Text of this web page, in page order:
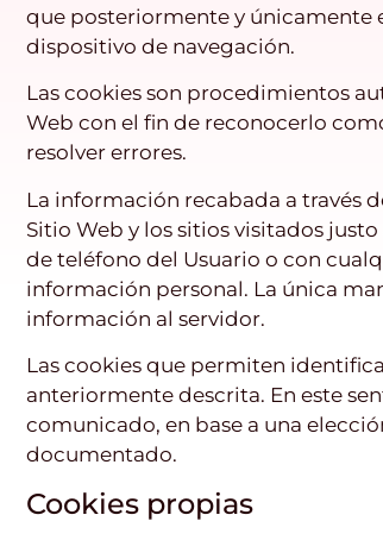
que posteriormente y únicamente
dispositivo de navegación.
Las cookies son procedimientos
Web con el fin de reconocerlo
resolver errores.
La información recabada a través
Sitio Web y los sitios visitados
de teléfono del Usuario o con
información personal. La única
información al servidor.
Las cookies que permiten
anteriormente descrita. En este
comunicado, en base a una
documentado.
Cookies propias